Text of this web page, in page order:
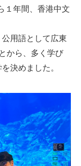
１年間、香港中文
用語として広東
から、多く学び
決めました。